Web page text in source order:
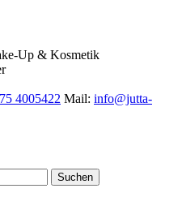
Up & Kosmetik
4005422 Mail: info@jutta-